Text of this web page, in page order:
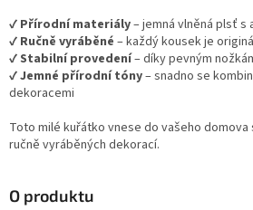
✔ Přírodní materiály– jemná vlněná plsť
✔ Ručně vyráběné – každý kousek je
✔Stabilní provedení– díky pevným
✔Jemné přírodní tóny– snadno se
dekoracemi
Toto milé kuřátko vnese do vašeho
ručně vyráběných dekorací.
O produktu